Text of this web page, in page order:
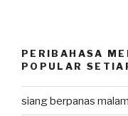
PERIBAHASA
POPULAR
siang berpanas